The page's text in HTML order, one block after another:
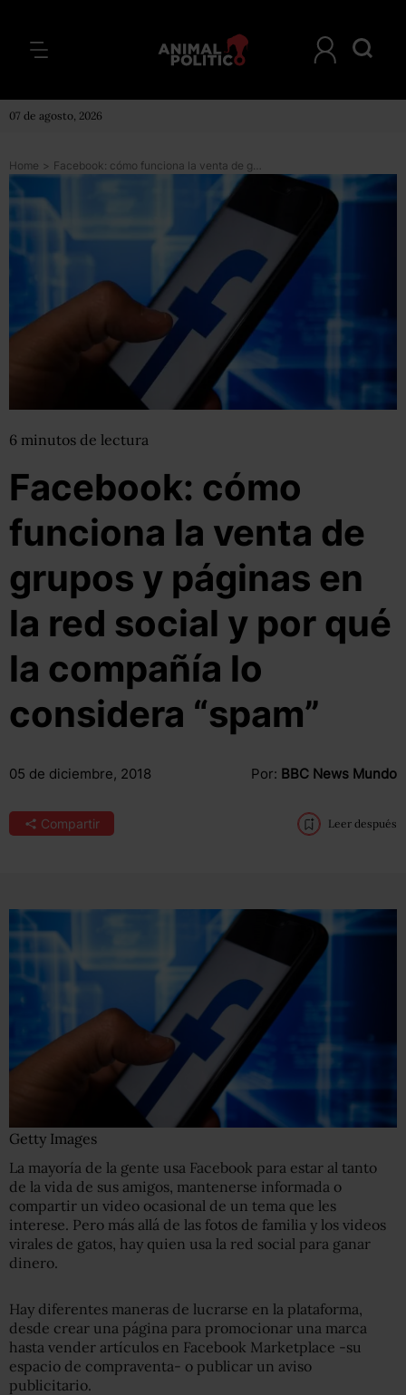
07 de agosto, 2026
Home > Facebook: cómo funciona la venta de grupos y páginas en la red social y por qué la compañía lo considera “spam”
6 minutos de lectura
Facebook: cómo
funciona la venta de
grupos y páginas en
la red social y por qué
la compañía lo
considera “spam”
05 de diciembre, 2018 Por: BBC News Mundo
Compartir Leer después
Getty Images
La mayoría de la gente usa Facebook para estar al tanto
de la vida de sus amigos, mantenerse informada o
compartir un video ocasional de un tema que les
interese. Pero más allá de las fotos de familia y los videos
virales de gatos, hay quien usa la red social para ganar
dinero.
Hay diferentes maneras de lucrarse en la plataforma,
desde crear una página para promocionar una marca
hasta vender artículos en Facebook Marketplace -su
espacio de compraventa- o publicar un aviso
publicitario.